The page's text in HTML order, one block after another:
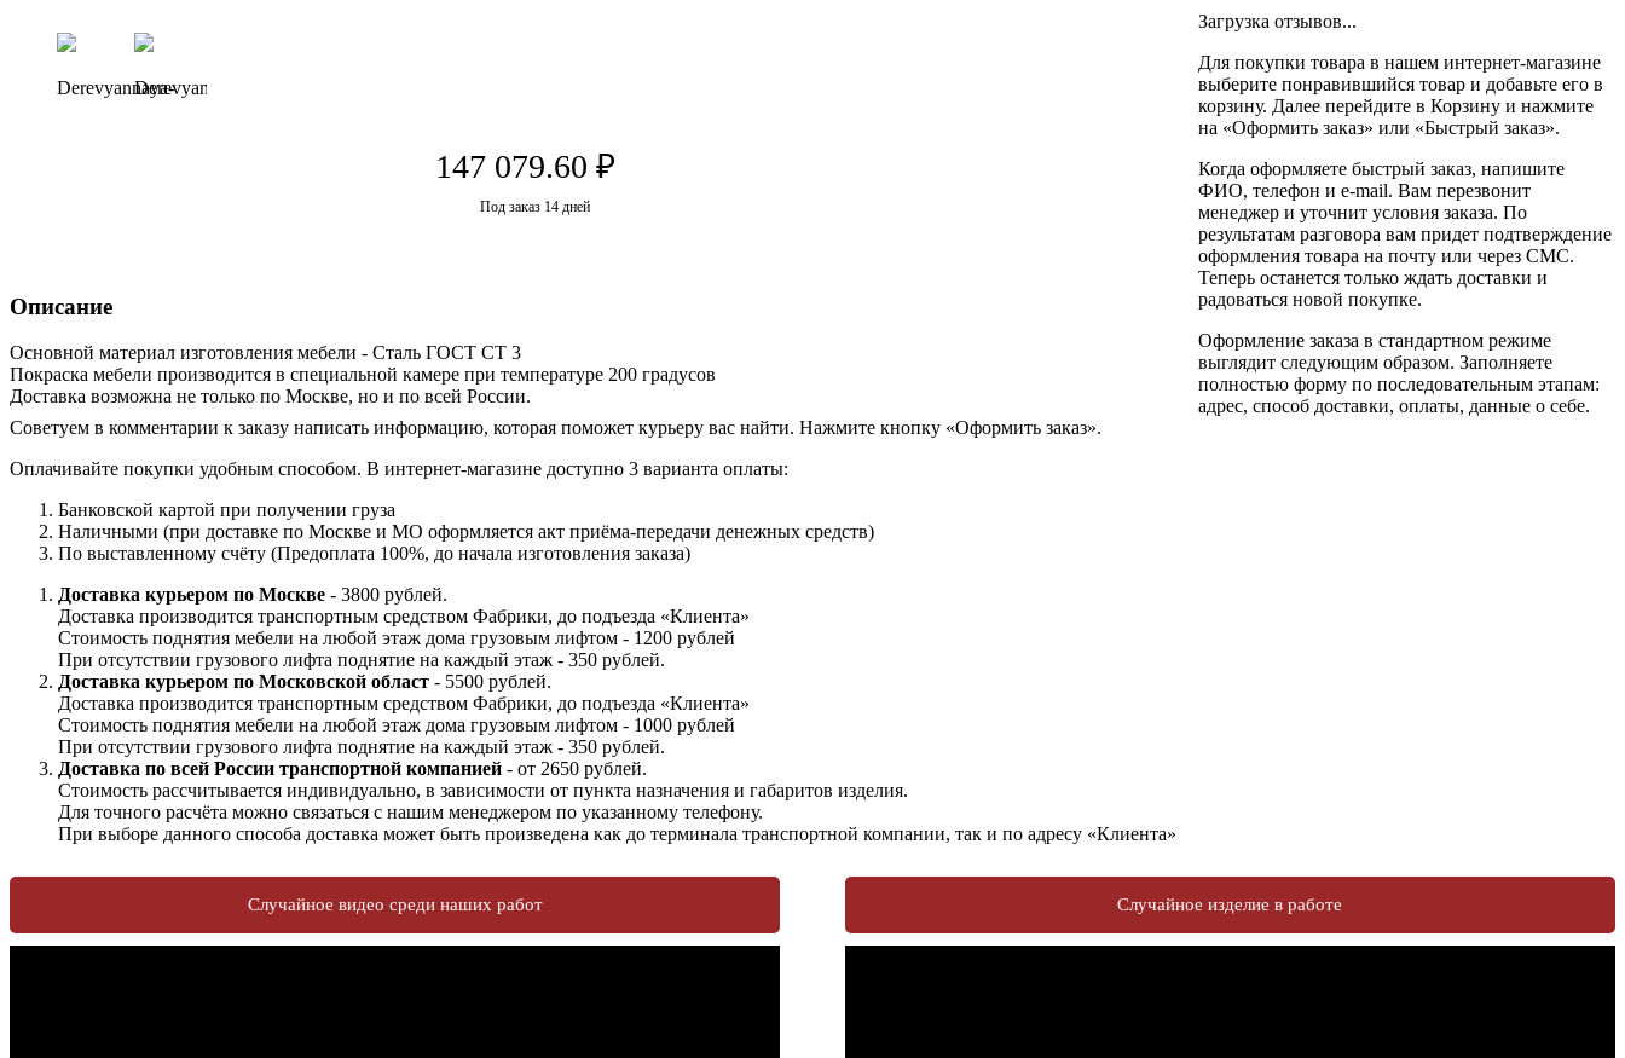
147 079.60 ₽
Под заказ 14 дней
Описание
Основной материал изготовления мебели - Сталь ГОСТ СТ 3
Покраска мебели производится в специальной камере при температуре 200 градусов
Доставка возможна не только по Москве, но и по всей России.
Загрузка отзывов...
Для покупки товара в нашем интернет-магазине
выберите понравившийся товар и добавьте его в
корзину. Далее перейдите в Корзину и нажмите
на «Оформить заказ» или «Быстрый заказ».
Когда оформляете быстрый заказ, напишите
ФИО, телефон и e-mail. Вам перезвонит
менеджер и уточнит условия заказа. По
результатам разговора вам придет подтверждение
оформления товара на почту или через СМС.
Теперь останется только ждать доставки и
радоваться новой покупке.
Оформление заказа в стандартном режиме
выглядит следующим образом. Заполняете
полностью форму по последовательным этапам:
адрес, способ доставки, оплаты, данные о себе.
Советуем в комментарии к заказу написать информацию, которая поможет курьеру вас найти. Нажмите кнопку «Оформить заказ».
Оплачивайте покупки удобным способом. В интернет-магазине доступно 3 варианта оплаты:
Банковской картой при получении груза
Наличными (при доставке по Москве и МО оформляется акт приёма-передачи денежных средств)
По выставленному счёту (Предоплата 100%, до начала изготовления заказа)
Доставка курьером по Москве - 3800 рублей.
Доставка производится транспортным средством Фабрики, до подъезда «Клиента»
Стоимость поднятия мебели на любой этаж дома грузовым лифтом - 1200 рублей
При отсутствии грузового лифта поднятие на каждый этаж - 350 рублей.
Доставка курьером по Московской област - 5500 рублей.
Доставка производится транспортным средством Фабрики, до подъезда «Клиента»
Стоимость поднятия мебели на любой этаж дома грузовым лифтом - 1000 рублей
При отсутствии грузового лифта поднятие на каждый этаж - 350 рублей.
Доставка по всей России транспортной компанией - от 2650 рублей.
Стоимость рассчитывается индивидуально, в зависимости от пункта назначения и габаритов изделия.
Для точного расчёта можно связаться с нашим менеджером по указанному телефону.
При выборе данного способа доставка может быть произведена как до терминала транспортной компании, так и по адресу «Клиента»
Случайное видео среди наших работ Случайное изделие в работе